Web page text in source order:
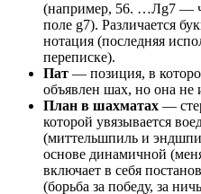
(например, 56. …Лg7 —
поле g7). Различается
нотация (последняя
переписке).
Пат — позиция, в
объявлен шах, но она не
План в шахматах —
которой увязывается
(миттельшпиль и
основе динамичной
включает в себя
(борьба за победу, за